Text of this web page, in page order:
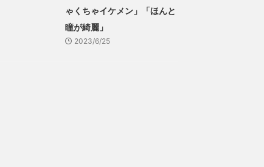
ゃくちゃイケメン」「ほんと
瞳が綺麗」
2023/6/25